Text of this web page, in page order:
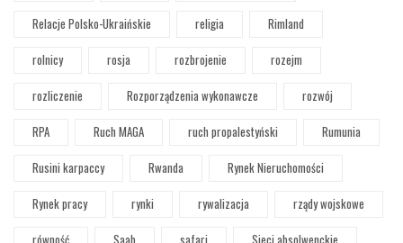
Relacje Polsko-Ukraińskie
religia
Rimland
rolnicy
rosja rozbrojenie
rozejm
rozliczenie
Rozporządzenia wykonawcze
rozwój
RPA
Ruch MAGA ruch propalestyński
Rumunia
Rusini karpaccy
Rwanda
Rynek Nieruchomości
Rynek pracy
rynki rywalizacja
rządy wojskowe
równość
Saab safari
Sieci absolwenckie